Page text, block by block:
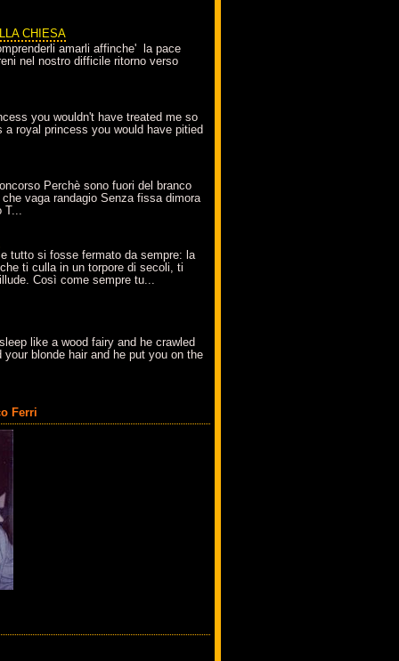
CHIESA
amarli affinche' la pace
nel nostro difficile ritorno verso
you wouldn't have treated me so
a royal princess you would have pitied
Perchè sono fuori del branco
vaga randagio Senza fissa dimora
T...
tutto si fosse fermato da sempre: la
ti culla in un torpore di secoli, ti
Così come sempre tu...
like a wood fairy and he crawled
blonde hair and he put you on the
Ferri